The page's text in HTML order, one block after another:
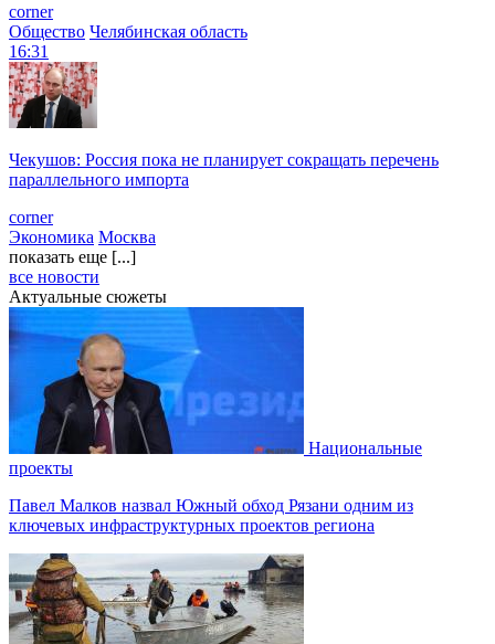
corner
Общество Челябинская область
16:31
Чекушов: Россия пока не планирует сокращать перечень
параллельного импорта
corner
Экономика Москва
показать еще [...]
все новости
Актуальные сюжеты
Национальные
проекты
Павел Малков назвал Южный обход Рязани одним из
ключевых инфраструктурных проектов региона